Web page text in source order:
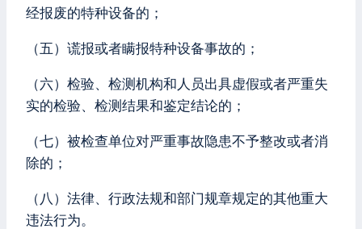
经报废的特种设备的；
（五）谎报或者瞒报特种设备事故的；
（六）检验、检测机构和人员出具虚假或者严重失
实的检验、检测结果和鉴定结论的；
（七）被检查单位对严重事故隐患不予整改或者消
除的；
（八）法律、行政法规和部门规章规定的其他重大
违法行为。